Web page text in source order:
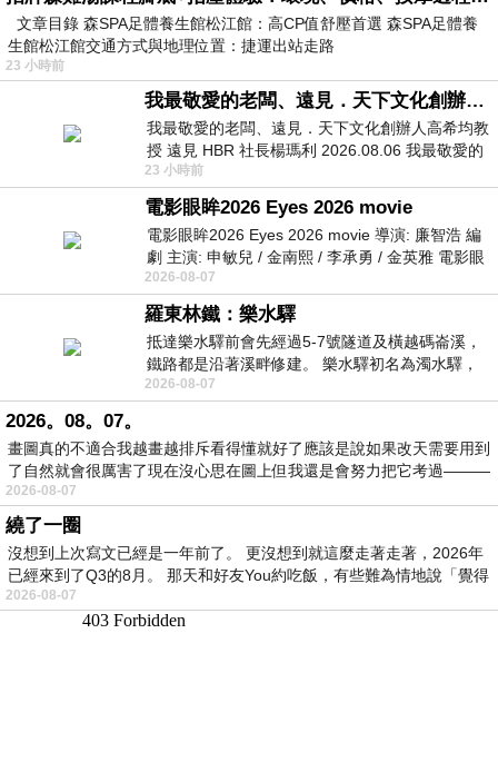
文章目錄 森SPA足體養生館松江館：高CP值舒壓首選 森SPA足體養
生館松江館交通方式與地理位置：捷運出站走路
23 小時前
我最敬愛的老闆、遠見．天下文化創辦人高希均教授
我最敬愛的老闆、遠見．天下文化創辦人高希均教
授 遠見 HBR 社長楊瑪利 2026.08.06 我最敬愛的
老闆、遠見．天下文化創辦人高希均教
23 小時前
電影眼眸2026 Eyes 2026 movie
電影眼眸2026 Eyes 2026 movie 導演: 廉智浩 編
劇 主演: 申敏兒 / 金南熙 / 李承勇 / 金英雅 電影眼
眸2026描述攝影師徐珍因遺
2026-08-07
羅東林鐵：樂水驛
抵達樂水驛前會先經過5-7號隧道及橫越碼崙溪，
鐵路都是沿著溪畔修建。 樂水驛初名為濁水驛，
但因與臺鐵集集線車站同名，於1953
2026-08-07
2026。08。07。
畫圖真的不適合我越畫越排斥看得懂就好了應該是說如果改天需要用到
了自然就會很厲害了現在沒心思在圖上但我還是會努力把它考過———
2026-08-07
繞了一圈
沒想到上次寫文已經是一年前了。 更沒想到就這麼走著走著，2026年
已經來到了Q3的8月。 那天和好友You約吃飯，有些難為情地說「覺得
2026-08-07